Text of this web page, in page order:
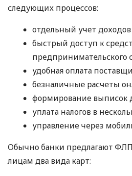
следующих процессов:
отдельный учет доходов
быстрый доступ к
предпринимательского
удобная оплата
безналичные расчеты
формирование выписок
уплата налогов в
управление через
Обычно банки предлагают
лицам два вида карт: